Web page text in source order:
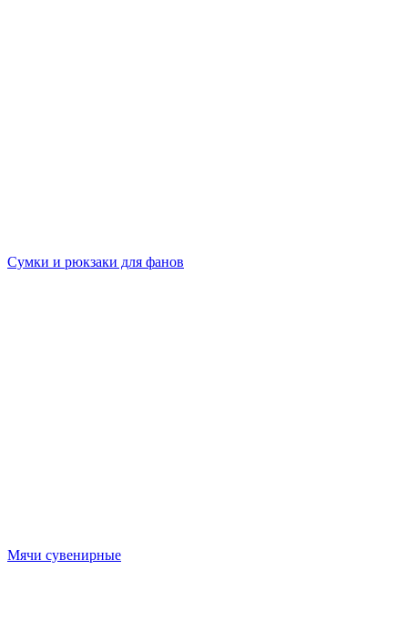
Сумки и рюкзаки для фанов
Мячи сувенирные